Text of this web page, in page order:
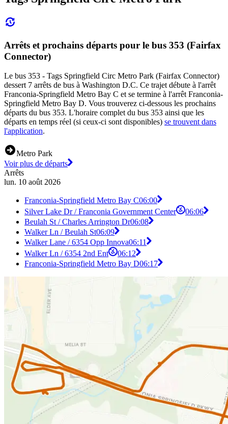
Arrêts et prochains départs pour le bus 353 (Fairfax
Connector)
Le bus 353 - Tags Springfield Circ Metro Park (Fairfax Connector)
dessert 7 arrêts de bus à Washington D.C. Ce trajet débute à l'arrêt
Franconia-Springfield Metro Bay C et se termine à l'arrêt Franconia-
Springfield Metro Bay D. Vous trouverez ci-dessous les prochains
départs du bus 353. L'horaire complet du bus 353 ainsi que les
départs en temps réel (si ceux-ci sont disponibles) se trouvent dans
l'application.
Metro Park
Voir plus de départs
Arrêts
lun. 10 août 2026
Franconia-Springfield Metro Bay C06:00
Silver Lake Dr / Franconia Government Center
06:06
Beulah St / Charles Arrington Dr06:08
Walker Ln / Beulah St06:09
Walker Lane / 6354 Opp Innova06:11
Walker Ln / 6354 2nd Ent
06:12
Franconia-Springfield Metro Bay D06:17